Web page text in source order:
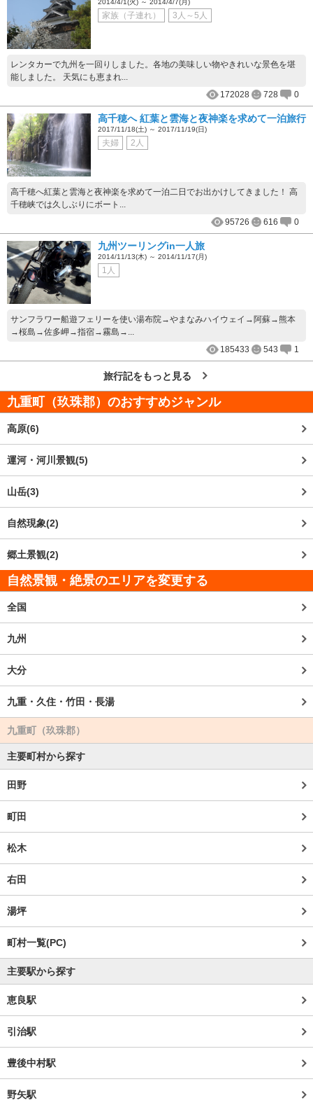
2014/4/1(火) ～ 2014/4/7(月)
家族（子連れ） 3人～5人
レンタカーで九州を一回りしました。各地の美味しい物やきれいな景色を堪
能しました。 天気にも恵まれ...
172028
728 0
高千穂へ 紅葉と雲海と夜神楽を求めて一泊旅行
2017/11/18(土) ～ 2017/11/19(日)
夫婦 2人
高千穂へ紅葉と雲海と夜神楽を求めて一泊二日でお出かけしてきました！ 高
千穂峡では久しぶりにボート...
95726
616 0
九州ツーリングin一人旅
2014/11/13(木) ～ 2014/11/17(月)
1人
サンフラワー船遊フェリーを使い湯布院→やまなみハイウェイ→阿蘇→熊本
→桜島→佐多岬→指宿→霧島→...
185433
543 1
旅行記をもっと見る
九重町（玖珠郡） のおすすめジャンル
高原(6)
運河・河川景観(5)
山岳(3)
自然現象(2)
郷土景観(2)
自然景観・絶景のエリアを変更する
全国
九州
大分
九重・久住・竹田・長湯
九重町（玖珠郡）
主要町村から探す
田野
町田
松木
右田
湯坪
町村一覧(PC)
主要駅から探す
恵良駅
引治駅
豊後中村駅
野矢駅